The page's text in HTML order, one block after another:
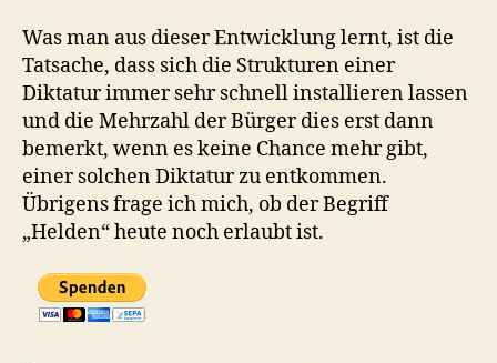
Was man aus dieser Entwicklung lernt, ist die
Tatsache, dass sich die Strukturen einer
Diktatur immer sehr schnell installieren lassen
und die Mehrzahl der Bürger dies erst dann
bemerkt, wenn es keine Chance mehr gibt,
einer solchen Diktatur zu entkommen.
Übrigens frage ich mich, ob der Begriff
„Helden“ heute noch erlaubt ist.